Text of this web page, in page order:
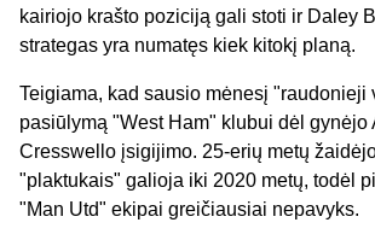
kairiojo krašto poziciją gali stoti ir Daley
strategas yra numatęs kiek kitokį planą.
Teigiama, kad sausio mėnesį "raudonieji
pasiūlymą "West Ham" klubui dėl gynėjo
Cresswello įsigijimo. 25-erių metų
"plaktukais" galioja iki 2020 metų, todėl
"Man Utd" ekipai greičiausiai nepavyks.